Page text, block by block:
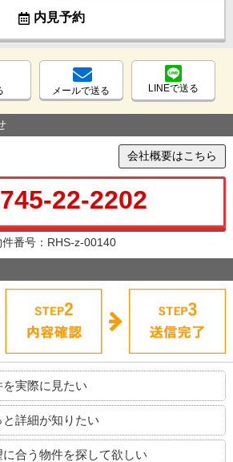
内見予約
メールで送る LINEで送る
会社概要はこちら
22-2202
件番号：RHS-z-00140
を実際に見たい
と詳細が知りたい
に合う物件を探して欲しい